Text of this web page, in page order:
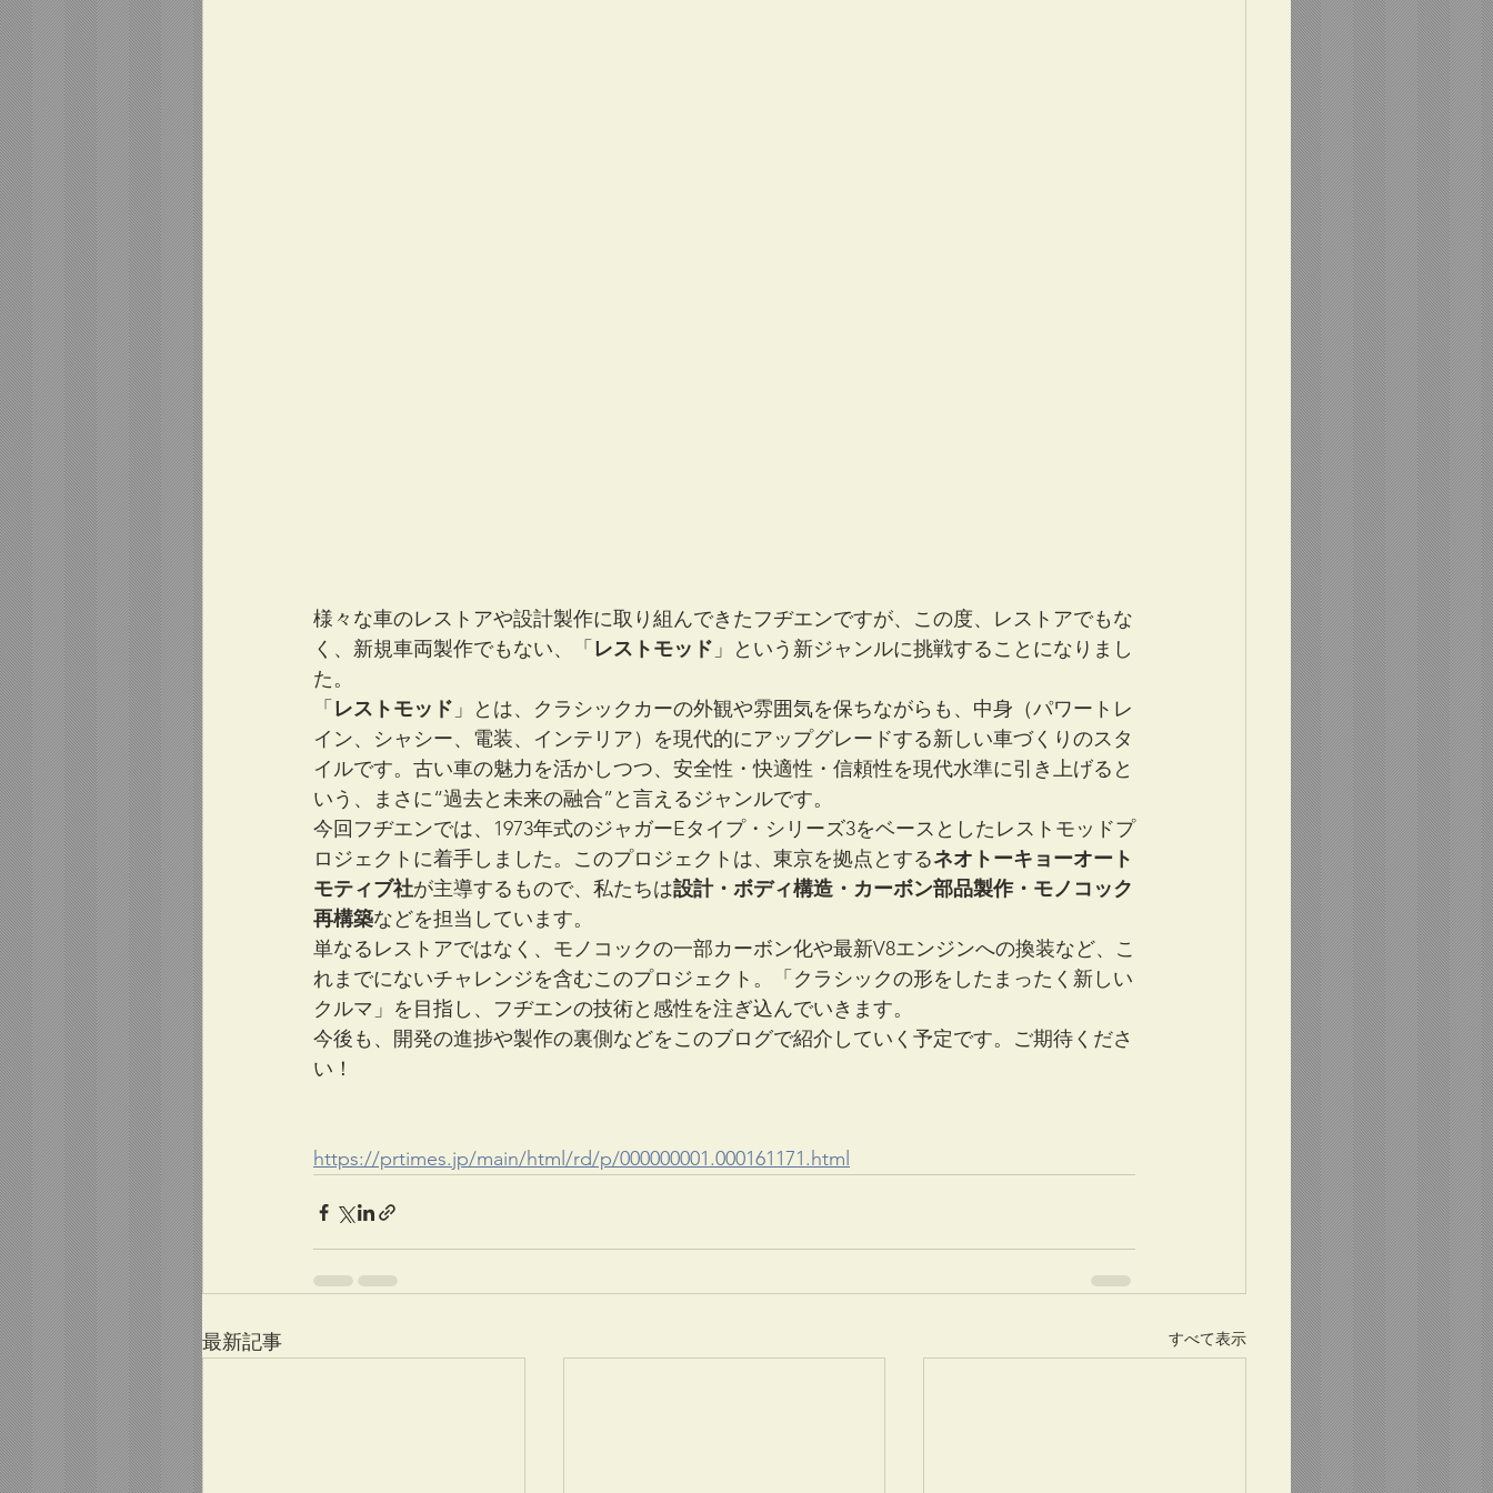
様々な車のレストアや設計製作に取り組んできたフヂエンですが、この度、レストアでもな
く、新規車両製作でもない、「 レストモッド 」という新ジャンルに挑戦することになりまし
た。
「 レストモッド 」とは、クラシックカーの外観や雰囲気を保ちながらも、中身（パワートレ
イン、シャシー、電装、インテリア）を現代的にアップグレードする新しい車づくりのスタ
イルです。古い車の魅力を活かしつつ、安全性・快適性・信頼性を現代水準に引き上げると
いう、まさに“過去と未来の融合”と言えるジャンルです。
今回フヂエンでは、1973年式のジャガーEタイプ・シリーズ3をベースとしたレストモッドプ
ロジェクトに着手しました。このプロジェクトは、東京を拠点とするネオトーキョーオート
モティブ社が主導するもので、私たちは設計・ボディ構造・カーボン部品製作・モノコック
再構築などを担当しています。
単なるレストアではなく、モノコックの一部カーボン化や最新V8エンジンへの換装など、こ
れまでにないチャレンジを含むこのプロジェクト。「クラシックの形をしたまったく新しい
クルマ」を目指し、フヂエンの技術と感性を注ぎ込んでいきます。
今後も、開発の進捗や製作の裏側などをこのブログで紹介していく予定です。ご期待くださ
い！
https://prtimes.jp/main/html/rd/p/000000001.000161171.html
最新記事 すべて表示